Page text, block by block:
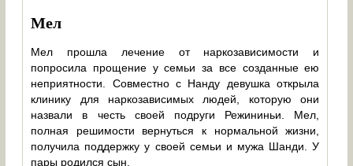
Мел
Мел прошла лечение от наркозависимости и
попросила прощение у семьи за все созданные ею
неприятности. Совместно с Нанду девушка открыла
клинику для наркозависимых людей, которую они
назвали в честь своей подруги Режининьи. Мел,
полная решимости вернуться к нормальной жизни,
получила поддержку у своей семьи и мужа Шанди. У
пары родился сын.